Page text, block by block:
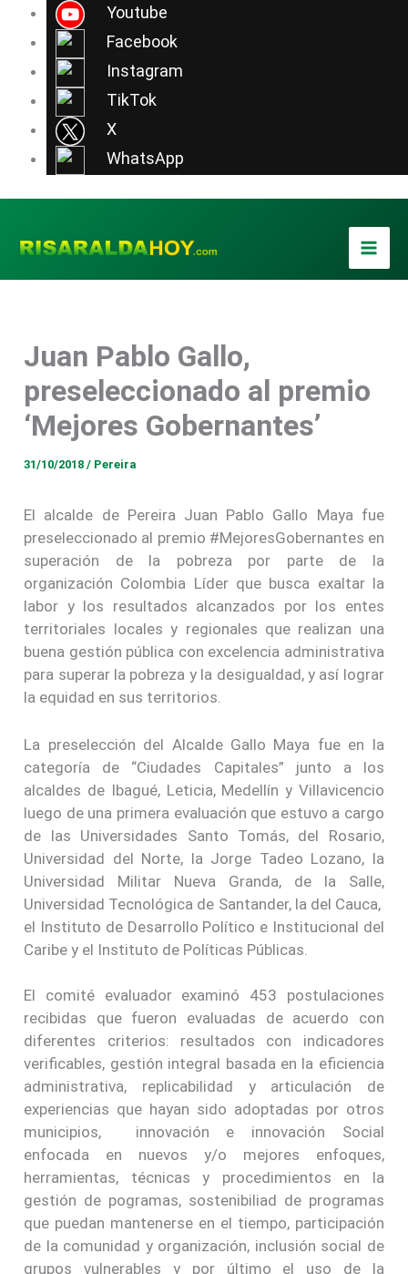
Youtube
Facebook
Instagram
TikTok
X
WhatsApp
contenido
Juan Pablo Gallo,
preseleccionado al premio
‘Mejores Gobernantes’
31/10/2018/ Pereira
El alcalde de Pereira Juan Pablo Gallo Maya fue
preseleccionado al premio #MejoresGobernantes en
superación de la pobreza por parte de la
organización Colombia Líder que busca exaltar la
labor y los resultados alcanzados por los entes
territoriales locales y regionales que realizan una
buena gestión pública con excelencia administrativa
para superar la pobreza y la desigualdad, y así lograr
la equidad en sus territorios.
La preselección del Alcalde Gallo Maya fue en la
categoría de “Ciudades Capitales” junto a los
alcaldes de Ibagué, Leticia, Medellín y Villavicencio
luego de una primera evaluación que estuvo a cargo
de las Universidades Santo Tomás, del Rosario,
Universidad del Norte, la Jorge Tadeo Lozano, la
Universidad Militar Nueva Granda, de la Salle,
Universidad Tecnológica de Santander, la del Cauca,
el Instituto de Desarrollo Político e Institucional del
Caribe y el Instituto de Políticas Públicas.
El comité evaluador examinó 453 postulaciones
recibidas que fueron evaluadas de acuerdo con
diferentes criterios: resultados con indicadores
verificables, gestión integral basada en la eficiencia
administrativa, replicabilidad y articulación de
experiencias que hayan sido adoptadas por otros
municipios, innovación e innovación Social
enfocada en nuevos y/o mejores enfoques,
herramientas, técnicas y procedimientos en la
gestión de pogramas, sostenibiliad de programas
que puedan mantenerse en el tiempo, participación
de la comunidad y organización, inclusión social de
grupos vulnerables y por último el uso de la